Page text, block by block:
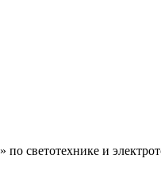
светотехнике и